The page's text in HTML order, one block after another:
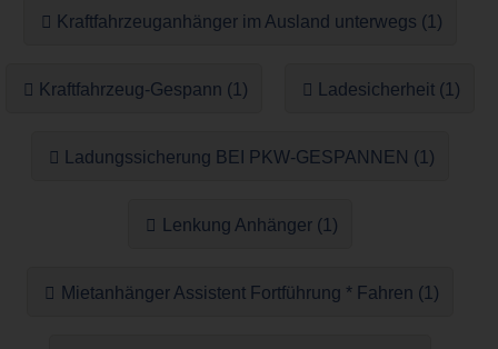
Kraftfahrzeuganhänger im Ausland unterwegs (1)
Kraftfahrzeug-Gespann (1) Ladesicherheit (1)
Ladungssicherung BEI PKW-GESPANNEN (1)
Lenkung Anhänger (1)
Mietanhänger Assistent Fortführung * Fahren (1)